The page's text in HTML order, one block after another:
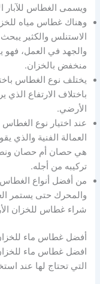
ويسمى الغطاس للآبار
وهناك غطاس مياه
الاستنلس والكثير
والجهد في العمل، فهو
منخفض بالخزان.
يختلف نوع الغطاس
باختلاف الارتفاع الذي
الأرضي.
عند اختيار نوع
العمالة الفنية والذي
هي حصان أم حصان
تركيبه من أجله.
من أفضل أنواع
والمحرك حتى يستمر
شراء غطاس للخزان
أفضل غطاس ماء
افضل غطاس ماء
التي تحتاج لها عند